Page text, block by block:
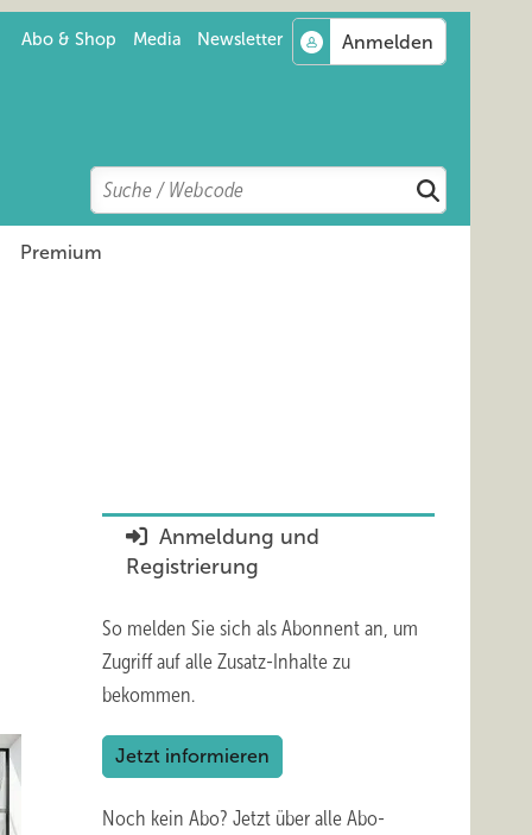
Abo & Shop Media Newsletter
Search
Suchen
Premium
Anmeldung und
Registrierung
So melden Sie sich als Abonnent an, um
Zugriff auf alle Zusatz-Inhalte zu
bekommen.
Jetzt informieren
Noch kein Abo? Jetzt über alle Abo-